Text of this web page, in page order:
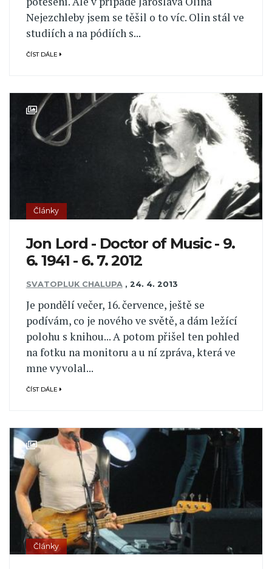
Nejezchleby jsem se těšil o to víc. Olin stál ve
studiích a na pódiích s...
ČÍST DÁLE
Články
Jon Lord - Doctor of Music - 9.
6. 1941 - 6. 7. 2012
SVATOPLUK CHALUPA , 24. 4. 2013
Je pondělí večer, 16. července, ještě se
podívám, co je nového ve světě, a dám ležící
polohu s knihou... A potom přišel ten pohled
na fotku na monitoru a u ní zpráva, která ve
mne vyvolal...
ČÍST DÁLE
Články